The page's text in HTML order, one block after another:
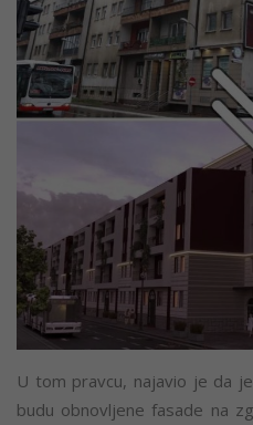
U tom pravcu, najavio je da
budu obnovljene fasade na